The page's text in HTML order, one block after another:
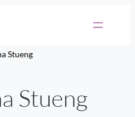
Stueng
Stueng